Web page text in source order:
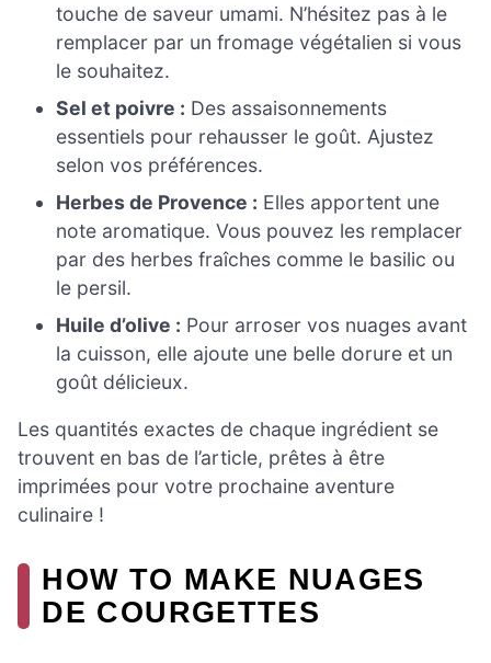
touche de saveur umami. N’hésitez pas à le
remplacer par un fromage végétalien si vous
le souhaitez.
Sel et poivre : Des assaisonnements
essentiels pour rehausser le goût. Ajustez
selon vos préférences.
Herbes de Provence : Elles apportent une
note aromatique. Vous pouvez les remplacer
par des herbes fraîches comme le basilic ou
le persil.
Huile d’olive : Pour arroser vos nuages avant
la cuisson, elle ajoute une belle dorure et un
goût délicieux.
Les quantités exactes de chaque ingrédient se
trouvent en bas de l’article, prêtes à être
imprimées pour votre prochaine aventure
culinaire !
HOW TO MAKE NUAGES
DE COURGETTES